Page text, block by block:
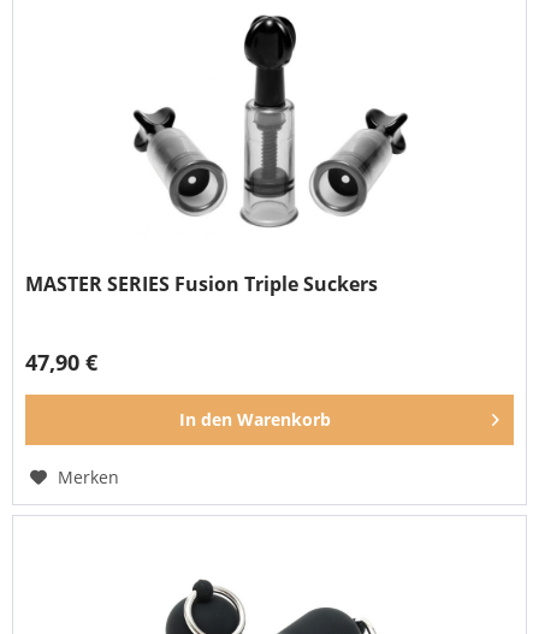
MASTER SERIES Fusion Triple Suckers
47,90 €
In den Warenkorb
Merken